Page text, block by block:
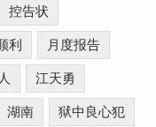
控告状
利 月度报告
江天勇
湖南 狱中良心犯